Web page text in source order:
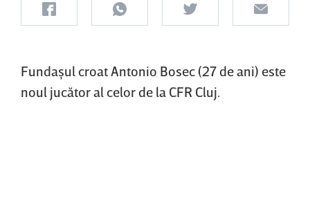
Fundaşul croat Antonio Bosec (27 de ani) este
noul jucător al celor de la CFR Cluj.